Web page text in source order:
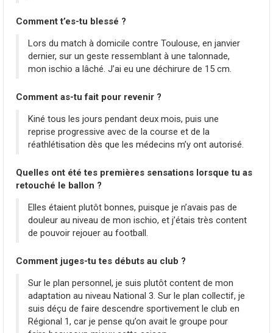
Comment t’es-tu blessé ?
Lors du match à domicile contre Toulouse, en janvier
dernier, sur un geste ressemblant à une talonnade,
mon ischio a lâché. J’ai eu une déchirure de 15 cm.
Comment as-tu fait pour revenir ?
Kiné tous les jours pendant deux mois, puis une
reprise progressive avec de la course et de la
réathlétisation dès que les médecins m’y ont autorisé.
Quelles ont été tes premières sensations lorsque tu as
retouché le ballon ?
Elles étaient plutôt bonnes, puisque je n’avais pas de
douleur au niveau de mon ischio, et j’étais très content
de pouvoir rejouer au football.
Comment juges-tu tes débuts au club ?
Sur le plan personnel, je suis plutôt content de mon
adaptation au niveau National 3. Sur le plan collectif, je
suis déçu de faire descendre sportivement le club en
Régional 1, car je pense qu’on avait le groupe pour